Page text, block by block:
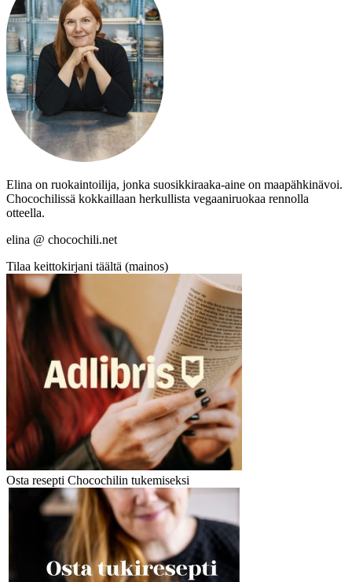
Elina on ruokaintoilija, jonka suosikkiraaka-aine on maapähkinävoi.
Chocochilissä kokkaillaan herkullista vegaaniruokaa rennolla
otteella.
elina @ chocochili.net
Tilaa keittokirjani täältä (mainos)
Osta resepti Chocochilin tukemiseksi